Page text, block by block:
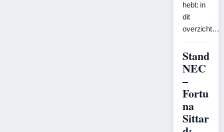
hebt: in
dit
overzicht…
Stand
NEC
–
Fortu
na
Sittar